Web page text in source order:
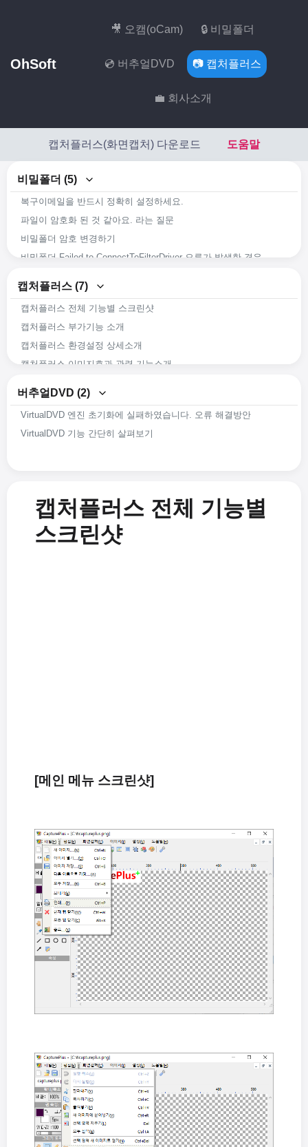
OhSoft
🎥 오캠(oCam) 🔒 비밀폴더
💿 버추얼DVD 📷 캡처플러스
💼 회사소개
캡처플러스(화면캡처) 다운로드 도움말
비밀폴더 (5)
복구이메일을 반드시 정확히 설정하세요.
파일이 암호화 된 것 같아요. 라는 질문
비밀폴더 암호 변경하기
비밀폴더 Failed to ConnectToFilterDriver 오류가 발생한 경우
캡처플러스 (7)
캡처플러스 전체 기능별 스크린샷
캡처플러스 부가기능 소개
캡처플러스 환경설정 상세소개
캡처플러스 이미지효과 관련 기능소개
캡처플러스 화면 캡처 관련 기능소개
캡처플러스(Captureplus)의 간략한 기능소개
버추얼DVD (2)
VirtualDVD 엔진 초기화에 실패하였습니다. 오류 해결방안
VirtualDVD 기능 간단히 살펴보기
캡처플러스 전체 기능별
스크린샷
[메인 메뉴 스크린샷]